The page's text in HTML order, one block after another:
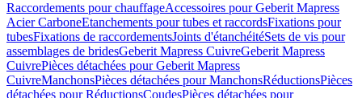
Raccordements pour chauffageAccessoires pour Geberit Mapress
Acier CarboneEtanchements pour tubes et raccordsFixations pour
tubesFixations de raccordementsJoints d'étanchéitéSets de vis pour
assemblages de bridesGeberit Mapress CuivreGeberit Mapress
CuivrePièces détachées pour Geberit Mapress
CuivreManchonsPièces détachées pour ManchonsRéductionsPièces
détachées pour RéductionsCoudesPièces détachées pour